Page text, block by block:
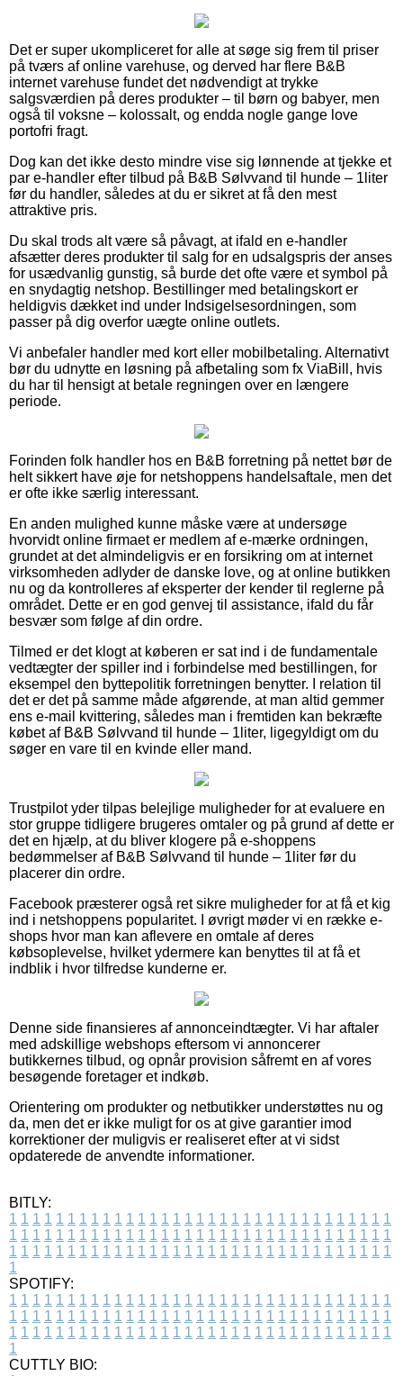
Det er super ukompliceret for alle at søge sig frem til priser
på tværs af online varehuse, og derved har flere B&B
internet varehuse fundet det nødvendigt at trykke
salgsværdien på deres produkter – til børn og babyer, men
også til voksne – kolossalt, og endda nogle gange love
portofri fragt.
Dog kan det ikke desto mindre vise sig lønnende at tjekke et
par e-handler efter tilbud på B&B Sølvvand til hunde – 1liter
før du handler, således at du er sikret at få den mest
attraktive pris.
Du skal trods alt være så påvagt, at ifald en e-handler
afsætter deres produkter til salg for en udsalgspris der anses
for usædvanlig gunstig, så burde det ofte være et symbol på
en snydagtig netshop. Bestillinger med betalingskort er
heldigvis dækket ind under Indsigelsesordningen, som
passer på dig overfor uægte online outlets.
Vi anbefaler handler med kort eller mobilbetaling. Alternativt
bør du udnytte en løsning på afbetaling som fx ViaBill, hvis
du har til hensigt at betale regningen over en længere
periode.
Forinden folk handler hos en B&B forretning på nettet bør de
helt sikkert have øje for netshoppens handelsaftale, men det
er ofte ikke særlig interessant.
En anden mulighed kunne måske være at undersøge
hvorvidt online firmaet er medlem af e-mærke ordningen,
grundet at det almindeligvis er en forsikring om at internet
virksomheden adlyder de danske love, og at online butikken
nu og da kontrolleres af eksperter der kender til reglerne på
området. Dette er en god genvej til assistance, ifald du får
besvær som følge af din ordre.
Tilmed er det klogt at køberen er sat ind i de fundamentale
vedtægter der spiller ind i forbindelse med bestillingen, for
eksempel den byttepolitik forretningen benytter. I relation til
det er det på samme måde afgørende, at man altid gemmer
ens e-mail kvittering, således man i fremtiden kan bekræfte
købet af B&B Sølvvand til hunde – 1liter, ligegyldigt om du
søger en vare til en kvinde eller mand.
Trustpilot yder tilpas belejlige muligheder for at evaluere en
stor gruppe tidligere brugeres omtaler og på grund af dette er
det en hjælp, at du bliver klogere på e-shoppens
bedømmelser af B&B Sølvvand til hunde – 1liter før du
placerer din ordre.
Facebook præsterer også ret sikre muligheder for at få et kig
ind i netshoppens popularitet. I øvrigt møder vi en række e-
shops hvor man kan aflevere en omtale af deres
købsoplevelse, hvilket ydermere kan benyttes til at få et
indblik i hvor tilfredse kunderne er.
Denne side finansieres af annonceindtægter. Vi har aftaler
med adskillige webshops eftersom vi annoncerer
butikkernes tilbud, og opnår provision såfremt en af vores
besøgende foretager et indkøb.
Orientering om produkter og netbutikker understøttes nu og
da, men det er ikke muligt for os at give garantier imod
korrektioner der muligvis er realiseret efter at vi sidst
opdaterede de anvendte informationer.
BITLY:
1 1 1 1 1 1 1 1 1 1 1 1 1 1 1 1 1 1 1 1 1 1 1 1 1 1 1 1 1 1 1 1 1
1 1 1 1 1 1 1 1 1 1 1 1 1 1 1 1 1 1 1 1 1 1 1 1 1 1 1 1 1 1 1 1 1
1 1 1 1 1 1 1 1 1 1 1 1 1 1 1 1 1 1 1 1 1 1 1 1 1 1 1 1 1 1 1 1 1
1
SPOTIFY:
1 1 1 1 1 1 1 1 1 1 1 1 1 1 1 1 1 1 1 1 1 1 1 1 1 1 1 1 1 1 1 1 1
1 1 1 1 1 1 1 1 1 1 1 1 1 1 1 1 1 1 1 1 1 1 1 1 1 1 1 1 1 1 1 1 1
1 1 1 1 1 1 1 1 1 1 1 1 1 1 1 1 1 1 1 1 1 1 1 1 1 1 1 1 1 1 1 1 1
1
CUTTLY BIO: